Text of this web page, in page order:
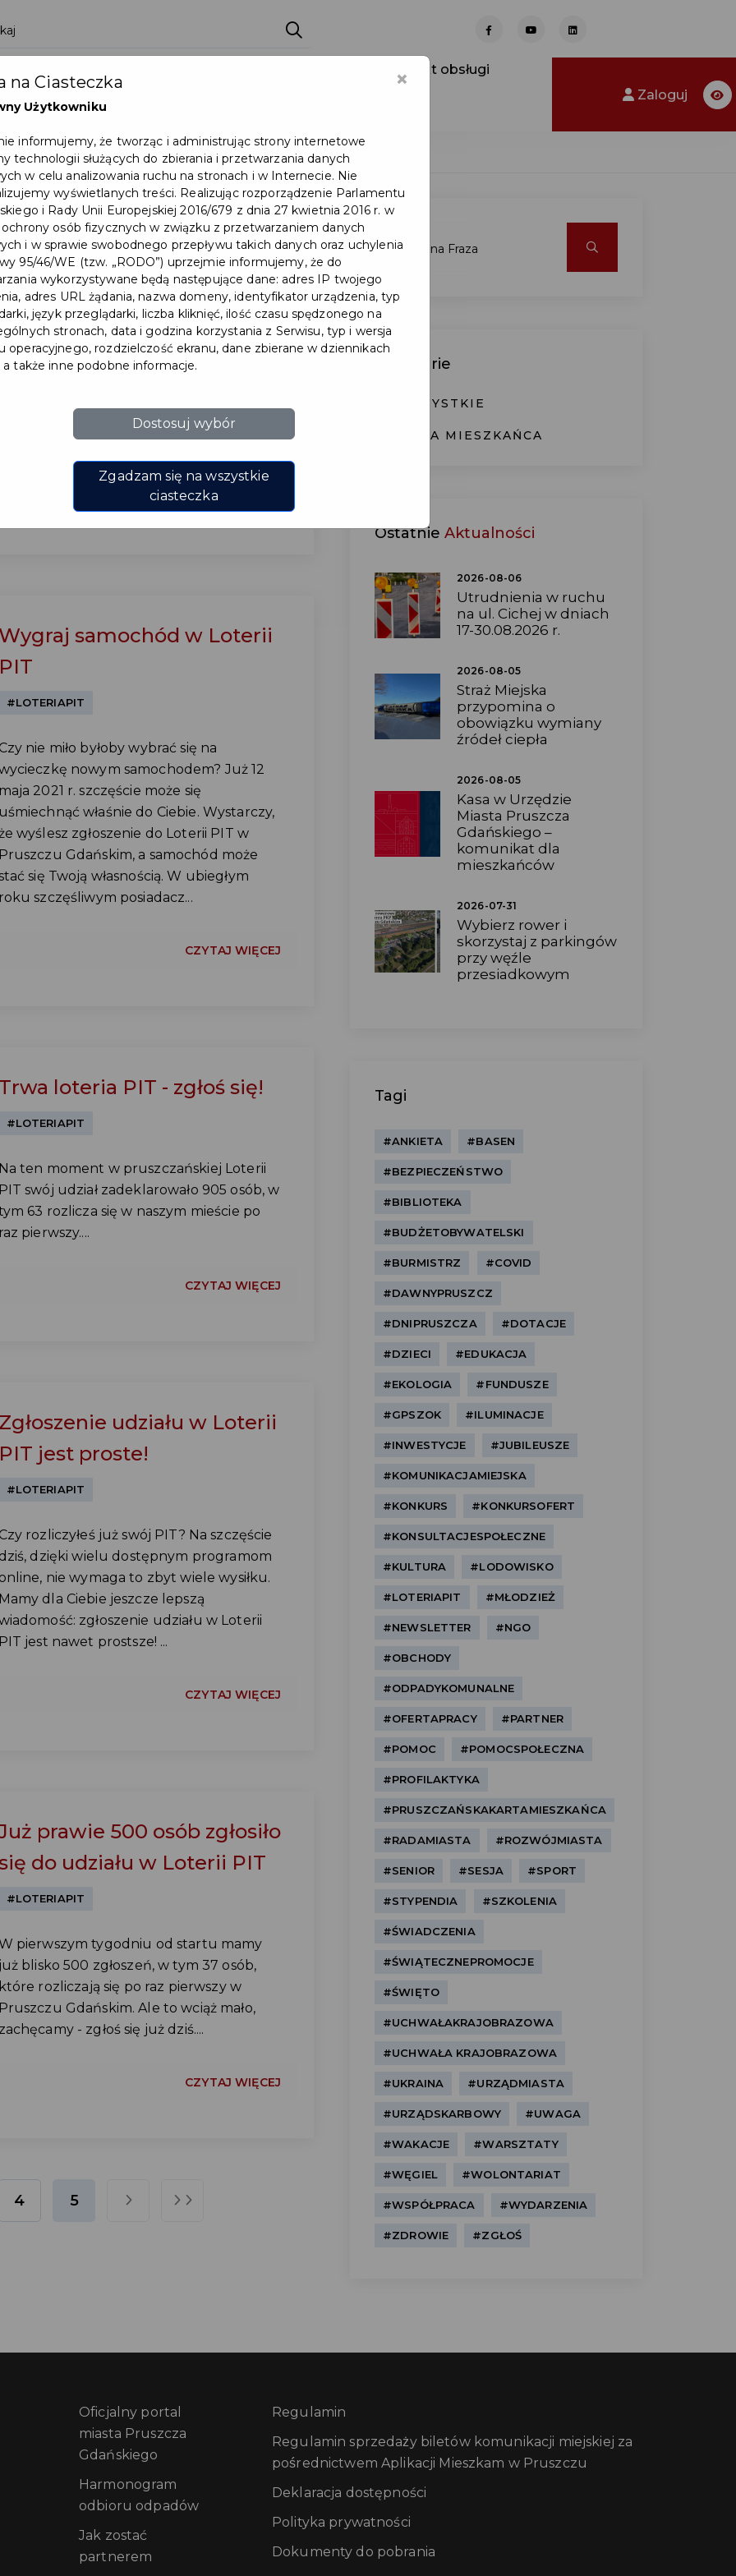
Punkt obsługi
Dokumenty
Zaloguj
PIT w Pruszczu
i wygraj
#LOTERIAPIT
trafia do budżetu i na jakie
CZYTAJ WIĘCEJ
samochód w Loterii
#LOTERIAPIT
nie miło byłoby wybrać się na
nowym samochodem? Już 12
2021 r. szczęście może się
właśnie do Ciebie. Wystarczy,
wyślesz zgłoszenie do Loterii PIT w
Gdańskim, a samochód może
się Twoją własnością. W ubiegłym
szczęśliwym posiadacz...
CZYTAJ WIĘCEJ
loteria PIT - zgłoś się!
#LOTERIAPIT
ten moment w pruszczańskiej Loterii
swój udział zadeklarowało 905 osób, w
63 rozlicza się w naszym mieście po
pierwszy....
CZYTAJ WIĘCEJ
udziału w Loterii
jest proste!
#LOTERIAPIT
rozliczyłeś już swój PIT? Na szczęście
dzięki wielu dostępnym programom
nie wymaga to zbyt wiele wysiłku.
dla Ciebie jeszcze lepszą
zgłoszenie udziału w Loterii
jest nawet prostsze! ...
CZYTAJ WIĘCEJ
prawie 500 osób zgłosiło
do udziału w Loterii PIT
#LOTERIAPIT
pierwszym tygodniu od startu mamy
blisko 500 zgłoszeń, w tym 37 osób,
rozliczają się po raz pierwszy w
Gdańskim. Ale to wciąż mało,
- zgłoś się już dziś....
CZYTAJ WIĘCEJ
4 5
Kategorie
WSZYSTKIE
KARTA MIESZKAŃCA
Ostatnie Aktualności
2026-08-06
Utrudnienia w ruchu
na ul. Cichej w dniach
17-30.08.2026 r.
2026-08-05
Straż Miejska
przypomina o
obowiązku wymiany
źródeł ciepła
2026-08-05
Kasa w Urzędzie
Miasta Pruszcza
Gdańskiego –
komunikat dla
mieszkańców
2026-07-31
Wybierz rower i
skorzystaj z parkingów
przy węźle
przesiadkowym
Tagi
#ANKIETA #BASEN
#BEZPIECZEŃSTWO
#BIBLIOTEKA
#BUDŻETOBYWATELSKI
#BURMISTRZ #COVID
#DAWNYPRUSZCZ
#DNIPRUSZCZA #DOTACJE
#DZIECI #EDUKACJA
#EKOLOGIA #FUNDUSZE
#GPSZOK #ILUMINACJE
#INWESTYCJE #JUBILEUSZE
#KOMUNIKACJAMIEJSKA
#KONKURS #KONKURSOFERT
#KONSULTACJESPOŁECZNE
#KULTURA #LODOWISKO
#LOTERIAPIT #MŁODZIEŻ
#NEWSLETTER #NGO
#OBCHODY
#ODPADYKOMUNALNE
#OFERTAPRACY #PARTNER
#POMOC #POMOCSPOŁECZNA
#PROFILAKTYKA
#PRUSZCZAŃSKAKARTAMIESZKAŃCA
#RADAMIASTA #ROZWÓJMIASTA
#SENIOR #SESJA #SPORT
#STYPENDIA #SZKOLENIA
#ŚWIADCZENIA
#ŚWIĄTECZNEPROMOCJE
#ŚWIĘTO
#UCHWAŁAKRAJOBRAZOWA
#UCHWAŁA KRAJOBRAZOWA
#UKRAINA #URZĄDMIASTA
#URZĄDSKARBOWY #UWAGA
#WAKACJE #WARSZTATY
#WĘGIEL #WOLONTARIAT
#WSPÓŁPRACA #WYDARZENIA
#ZDROWIE #ZGŁOŚ
Oficjalny portal
miasta Pruszcza
Gdańskiego
Harmonogram
odbioru odpadów
Jak zostać
partnerem
Regulamin
Regulamin sprzedaży biletów komunikacji miejskiej za
pośrednictwem Aplikacji Mieszkam w Pruszczu
Deklaracja dostępności
Polityka prywatności
Dokumenty do pobrania
×
na Ciasteczka
Użytkowniku
informujemy, że tworząc i administrując strony internetowe
technologii służących do zbierania i przetwarzania danych
w celu analizowania ruchu na stronach i w Internecie. Nie
wyświetlanych treści. Realizując rozporządzenie Parlamentu
i Rady Unii Europejskiej 2016/679 z dnia 27 kwietnia 2016 r. w
ochrony osób fizycznych w związku z przetwarzaniem danych
i w sprawie swobodnego przepływu takich danych oraz uchylenia
95/46/WE (tzw. „RODO”) uprzejmie informujemy, że do
wykorzystywane będą następujące dane: adres IP twojego
adres URL żądania, nazwa domeny, identyfikator urządzenia, typ
język przeglądarki, liczba kliknięć, ilość czasu spędzonego na
stronach, data i godzina korzystania z Serwisu, typ i wersja
operacyjnego, rozdzielczość ekranu, dane zbierane w dziennikach
a także inne podobne informacje.
Dostosuj wybór
Zgadzam się na wszystkie
ciasteczka